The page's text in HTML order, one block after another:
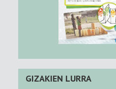
GIZAKIEN LURRA